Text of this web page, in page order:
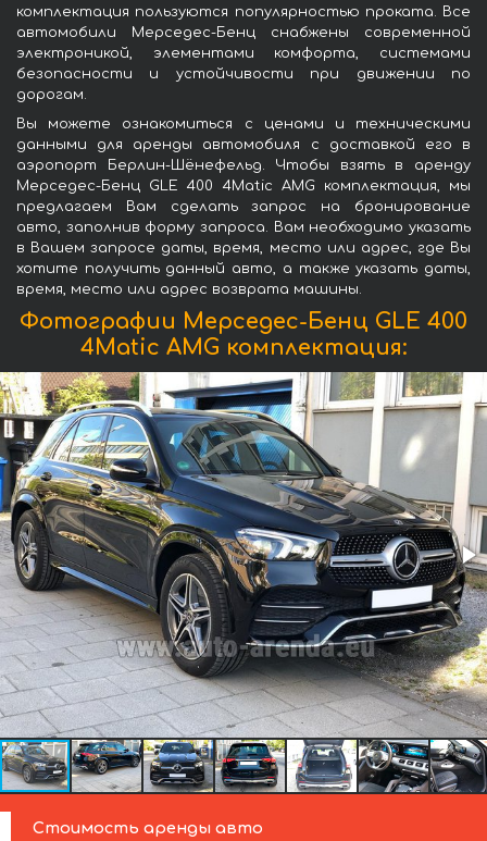
комплектация пользуются популярностью проката. Все
автомобили Мерседес-Бенц снабжены современной
электроникой, элементами комфорта, системами
безопасности и устойчивости при движении по
дорогам.
Вы можете ознакомиться с ценами и техническими
данными для аренды автомобиля с доставкой его в
аэропорт Берлин-Шёнефельд. Чтобы взять в аренду
Мерседес-Бенц GLE 400 4Matic AMG комплектация, мы
предлагаем Вам сделать запрос на бронирование
авто, заполнив форму запроса. Вам необходимо указать
в Вашем запросе даты, время, место или адрес, где Вы
хотите получить данный авто, а также указать даты,
время, место или адрес возврата машины.
Фотографии Мерседес-Бенц GLE 400
4Matic AMG комплектация:
Стоимость аренды авто